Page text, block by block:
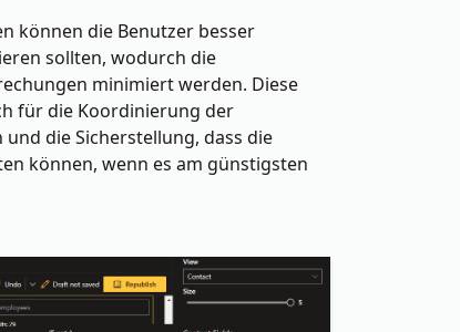
können die Benutzer besser
sollten, wodurch die
minimiert werden. Diese
für die Koordinierung der
die Sicherstellung, dass die
können, wenn es am günstigsten